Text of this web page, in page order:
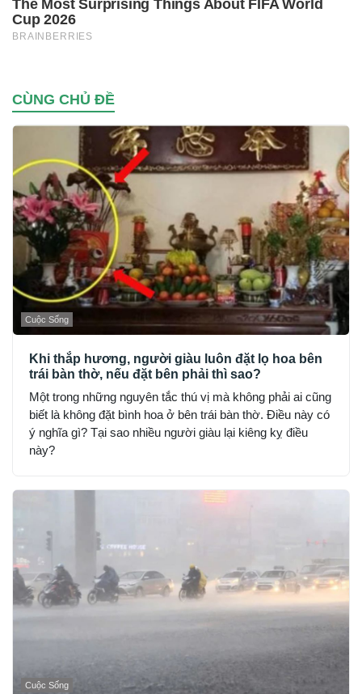
CÙNG CHỦ ĐỀ
Cuộc Sống
Khi thắp hương, người giàu luôn đặt lọ hoa bên
trái bàn thờ, nếu đặt bên phải thì sao?
Một trong những nguyên tắc thú vị mà không phải ai cũng
biết là không đặt bình hoa ở bên trái bàn thờ. Điều này có
ý nghĩa gì? Tại sao nhiều người giàu lại kiêng kỵ điều
này?
Cuộc Sống